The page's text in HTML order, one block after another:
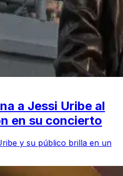
a Jessi Uribe al
en su concierto
y su público brilla en un